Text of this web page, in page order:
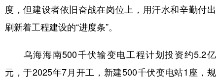
学术中国 乡村振兴 银龄 溯源中国
城市 旅游
彩票 娱乐 时尚 悦读
公益 一带一路 亚太网 上市公司
度，但建设者依旧奋战在岗位上，用汗水和辛勤付出
刷新着工程建设的“进度条”。
乌海海南500千伏输变电工程计划投资约5.2亿
元，于2025年7月开工，新建500千伏变电站1座，规